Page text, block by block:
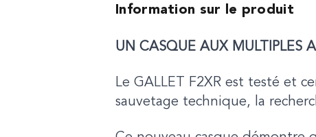
Information sur le produit
UN CASQUE AUX MULTIPLES
Le GALLET F2XR est testé et
sauvetage technique, la